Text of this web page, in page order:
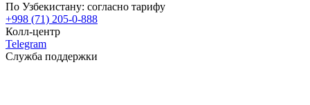
По Узбекистану: согласно тарифу
+998 (71) 205-0-888
Колл-центр
Telegram
Служба поддержки